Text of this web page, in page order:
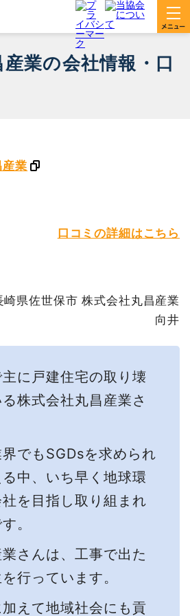
業の会社情報・口
業
口コミの詳細はこちら
崎県佐世保市 株式会社丸昌産業
向井
に戸建住宅の取り壊
株式会社丸昌産業さ
でもSGDsを求められ
中、いち早く地球環
を目指し取り組まれ
。
さんは、工事で出た
行っています。
えて地域社会にも貢